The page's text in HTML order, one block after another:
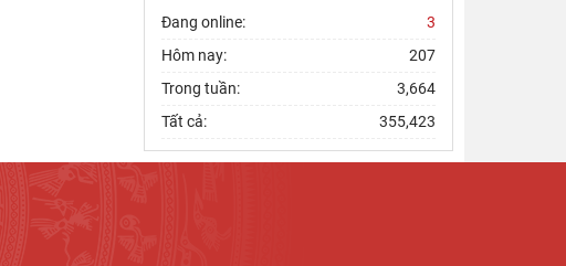
Đang online:
3
Hôm nay:
207
Trong tuần:
3,664
Tất cả:
355,423